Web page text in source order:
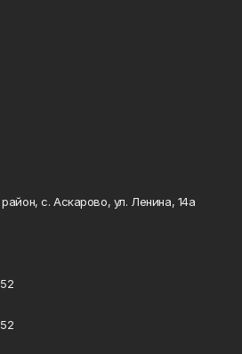
с. Аскарово, ул. Ленина, 14а